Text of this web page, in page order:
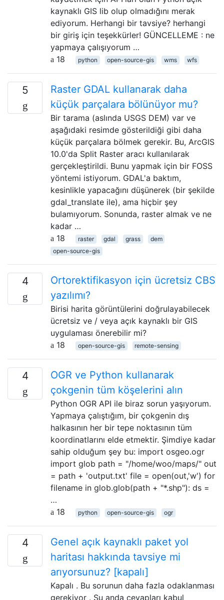
kaynaklı GIS lib olup olmadığını merak
ediyorum. Herhangi bir tavsiye? herhangi
bir giriş için teşekkürler! GÜNCELLEME : ne
yapmaya çalışıyorum …
18
python open-source-gis wms wfs
5
Raster GDAL kullanarak daha
küçük parçalara bölünüyor mu?
Bir tarama (aslında USGS DEM) var ve
aşağıdaki resimde gösterildiği gibi daha
küçük parçalara bölmek gerekir. Bu, ArcGIS
10.0'da Split Raster aracı kullanılarak
gerçekleştirildi. Bunu yapmak için bir FOSS
yöntemi istiyorum. GDAL'a baktım,
kesinlikle yapacağını düşünerek (bir şekilde
gdal_translate ile), ama hiçbir şey
bulamıyorum. Sonunda, raster almak ve ne
kadar …
18
raster gdal grass
dem
open-source-gis
4
Ortorektifikasyon için ücretsiz CBS
yazılımı?
Birisi harita görüntülerini doğrulayabilecek
ücretsiz ve / veya açık kaynaklı bir GIS
uygulaması önerebilir mi?
18
open-source-gis remote-sensing
4
OGR ve Python kullanarak
çokgenin tüm köşelerini alın
Python OGR API ile biraz sorun yaşıyorum.
Yapmaya çalıştığım, bir çokgenin dış
halkasının her bir tepe noktasının tüm
koordinatlarını elde etmektir. Şimdiye kadar
sahip olduğum şey bu: import osgeo.ogr
import glob path = "/home/woo/maps/" out
= path + 'output.txt' file = open(out,'w') for
filename in glob.glob(path + "*.shp"): ds =
…
18
python open-source-gis ogr
4
Genel açık kaynaklı paket yol
haritası hakkında tavsiye mi
arıyorsunuz? [kapalı]
Kapalı . Bu sorunun daha fazla odaklanması
gerekiyor . Şu anda cevapları kabul